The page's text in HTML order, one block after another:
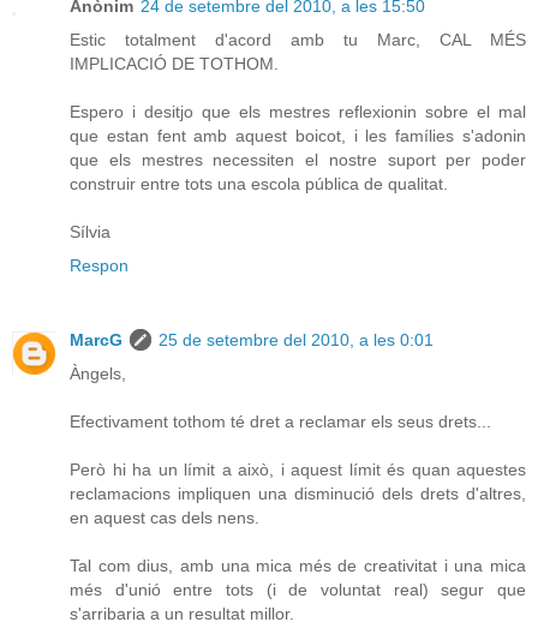
Anònim 24 de setembre del 2010, a les 15:50
Estic totalment d'acord amb tu Marc, CAL MÉS
IMPLICACIÓ DE TOTHOM.
Espero i desitjo que els mestres reflexionin sobre el mal
que estan fent amb aquest boicot, i les famílies s'adonin
que els mestres necessiten el nostre suport per poder
construir entre tots una escola pública de qualitat.
Sílvia
Respon
MarcG
25 de setembre del 2010, a les 0:01
Àngels,
Efectivament tothom té dret a reclamar els seus drets...
Però hi ha un límit a això, i aquest límit és quan aquestes
reclamacions impliquen una disminució dels drets d'altres,
en aquest cas dels nens.
Tal com dius, amb una mica més de creativitat i una mica
més d'unió entre tots (i de voluntat real) segur que
s'arribaria a un resultat millor.